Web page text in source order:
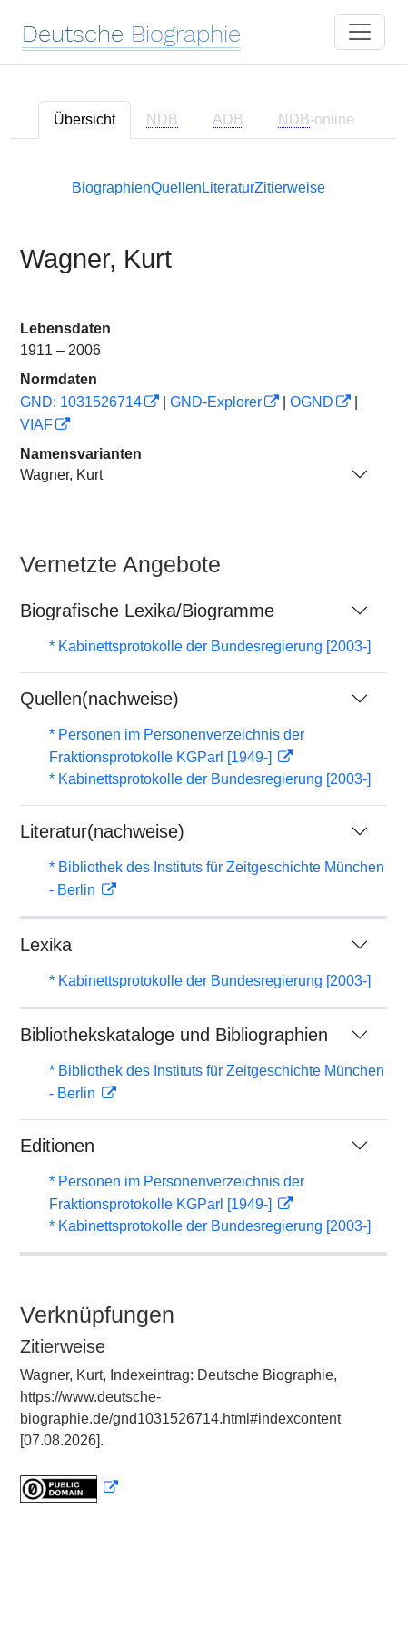
Deutsche Biographie
Übersicht NDB ADB NDB-online
BiographienQuellen LiteraturZitierweise
Wagner, Kurt
Lebensdaten
1911 – 2006
Normdaten
GND: 1031526714
GND-Explorer OGND
VIAF
Namensvarianten
Wagner, Kurt
Vernetzte Angebote
Biografische Lexika/Biogramme
* Kabinettsprotokolle der Bundesregierung [2003-]
Quellen(nachweise)
* Personen im Personenverzeichnis der
Fraktionsprotokolle KGParl [1949-]
* Kabinettsprotokolle der Bundesregierung [2003-]
Literatur(nachweise)
* Bibliothek des Instituts für Zeitgeschichte München
- Berlin
Lexika
* Kabinettsprotokolle der Bundesregierung [2003-]
Bibliothekskataloge und Bibliographien
* Bibliothek des Instituts für Zeitgeschichte München
- Berlin
Editionen
* Personen im Personenverzeichnis der
Fraktionsprotokolle KGParl [1949-]
* Kabinettsprotokolle der Bundesregierung [2003-]
Verknüpfungen
Zitierweise
Wagner, Kurt, Indexeintrag: Deutsche Biographie,
https://www.deutsche-
biographie.de/gnd1031526714.html#indexcontent
[07.08.2026].